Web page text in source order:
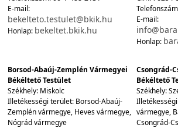
E-mail:
bekelteto.testulet@bkik.hu
Honlap: bekeltet.bkik.hu
E-mail:
Honlap:
Borsod-Abaúj-Zemplén Vármegyei
Békéltető Testület
Székhely: Miskolc
Illetékességi terület: Borsod-Abaúj-
Zemplén vármegye, Heves vármegye,
Nógrád vármegye
Csongrád-
Békéltető
Székhely:
vármegye,
Csongrád-